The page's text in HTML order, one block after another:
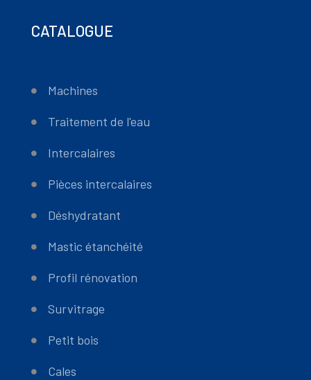
CATALOGUE
Machines
Traitement de l'eau
Intercalaires
Pièces intercalaires
Déshydratant
Mastic étanchéité
Profil rénovation
Survitrage
Petit bois
Cales